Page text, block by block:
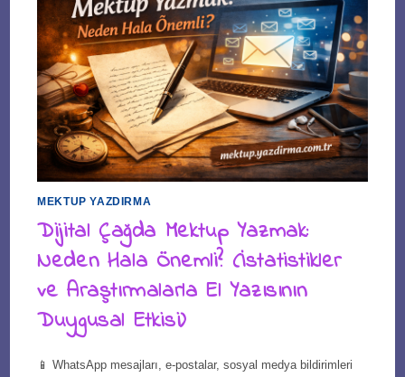
MEKTUP YAZDIRMA
Dijital Çağda Mektup Yazmak:
Neden Hala Önemli? (İstatistikler
ve Araştırmalarla El Yazısının
Duygusal Etkisi)
📱 WhatsApp mesajları, e-postalar, sosyal medya bildirimleri